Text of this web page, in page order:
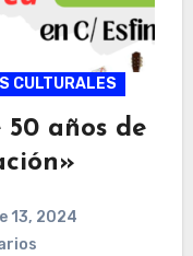
CULTURALES
50 años de
13, 2024